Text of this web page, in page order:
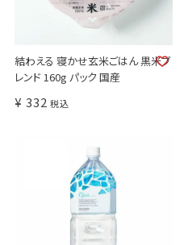
結わえる 寝かせ玄米ごはん 黒米ブ
レンド 160g パック 国産
¥ 332 税込